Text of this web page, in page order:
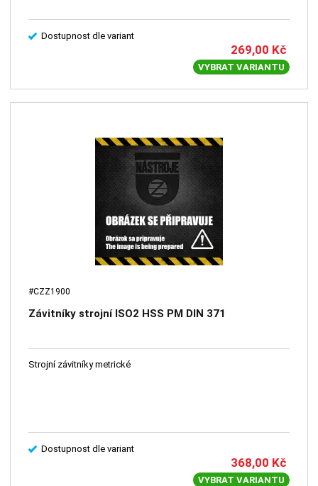
Dostupnost dle variant
269,00 Kč
VYBRAT VARIANTU
#CZZ1900
Závitníky strojní ISO2 HSS PM DIN 371
Strojní závitníky metrické
Dostupnost dle variant
368,00 Kč
VYBRAT VARIANTU